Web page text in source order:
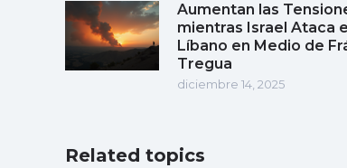
Aumentan las
mientras Israel Ataca
Líbano en Medio de
Tregua
diciembre 14, 2025
Related topics